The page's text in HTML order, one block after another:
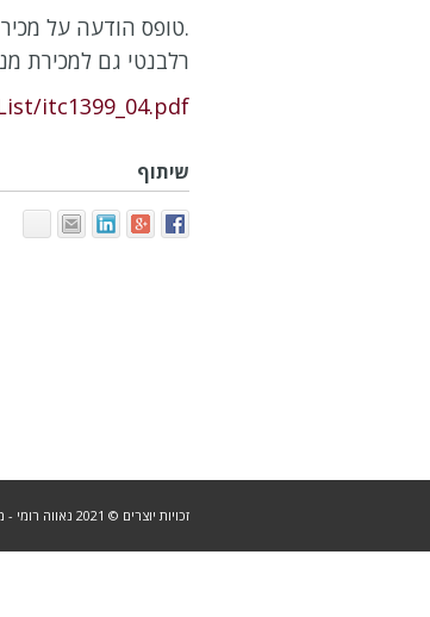
.טופס הודעה על
רלבנטי גם למכירת
itc1399_04.pdf
שיתוף
זכויות יוצרים © 2021 נאווה רומי - משרד הנהלת חשבונות בהרצליה |